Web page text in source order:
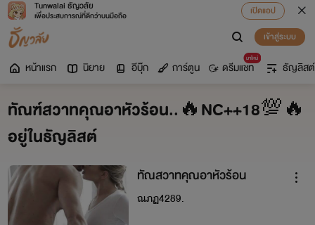
Tunwalai ธัญวลัย
เพื่อประสบการณ์ที่ดีกว่าบนมือถือ
เปิดแอป
เข้าสู่ระบบ
หน้าแรก นิยาย อีบุ๊ก การ์ตูน
มาใหม่
ดรีมแชท ธัญลิสต์
ทัณฑ์สวาทคุณอาหัวร้อน..🔥NC++18💯🔥
อยู่ในธัญลิสต์
ทัณสวาทคุณอาหัวร้อน
ณภฏ4289.